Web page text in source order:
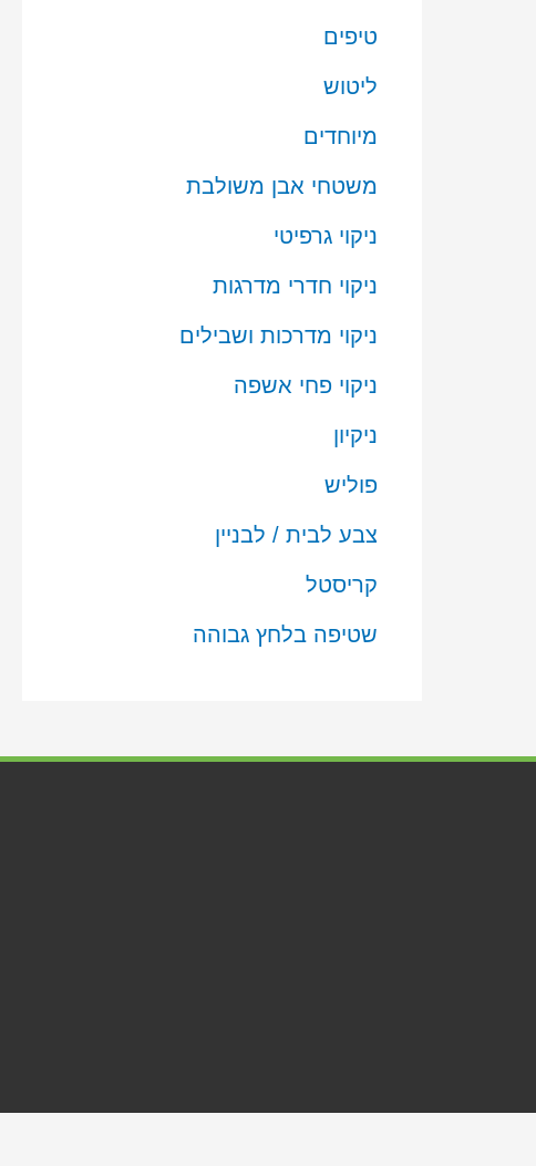
טיפים
ליטוש
מיוחדים
משטחי אבן משולבת
ניקוי גרפיטי
ניקוי חדרי מדרגות
ניקוי מדרכות ושבילים
ניקוי פחי אשפה
ניקיון
פוליש
צבע לבית / לבניין
קריסטל
שטיפה בלחץ גבוהה